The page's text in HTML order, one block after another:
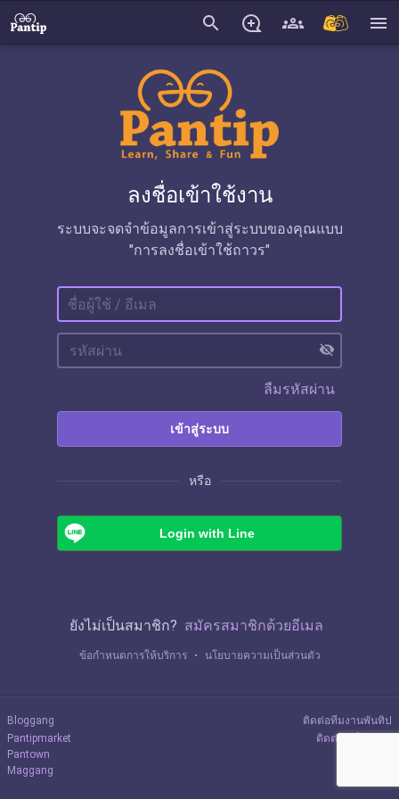
search menu
ลงชื่อเข้าใช้งาน
ระบบจะจดจำข้อมูลการเข้าสู่ระบบของคุณแบบ
"การลงชื่อเข้าใช้ถาวร"
visibility_off
ลืมรหัสผ่าน
เข้าสู่ระบบ
หรือ
Login with Line
ยังไม่เป็นสมาชิก? สมัครสมาชิกด้วยอีเมล
ข้อกำหนดการให้บริการ ・ นโยบายความเป็นส่วนตัว
Bloggang
Pantipmarket
Pantown
Maggang
ติดต่อทีมงานพันทิป
ติดต่อลงโฆษณา